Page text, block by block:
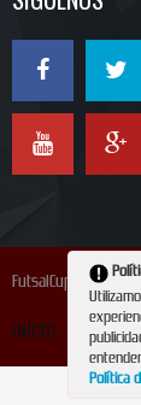
FutsalCup 2024
INICIO
Política